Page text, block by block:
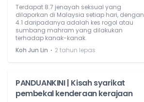
Terdapat 8.7 jenayah seksual yang
dilaporkan di Malaysia setiap hari, dengan
4.1 daripadanya adalah kes rogol atau
sumbang mahram yang dilakukan
terhadap kanak-kanak.
Koh Jun Lin ⋅ 2 tahun lepas
PANDUANKINI | Kisah syarikat
pembekal kenderaan kerajaan